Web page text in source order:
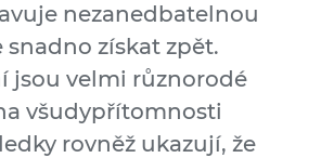
nezanedbatelnou
snadno získat zpět.
jsou velmi různorodé
všudypřítomnosti
rovněž ukazují, že